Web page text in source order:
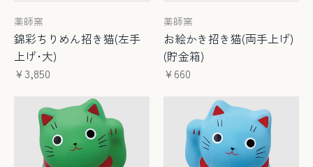
薬師窯
錦彩ちりめん招き猫(左手
上げ･大)
¥3,850
薬師窯
お絵かき招き猫(両手上げ)
(貯金箱)
¥660